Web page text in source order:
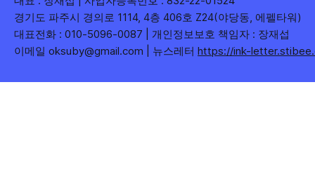
경기도 파주시 경의로 1114, 4층 406호 Z24(야당동, 에펠타워)
대표전화 : 010-5096-0087 | 개인정보보호 책임자 : 장재섭
이메일 oksuby@gmail.com | 뉴스레터 https://ink-